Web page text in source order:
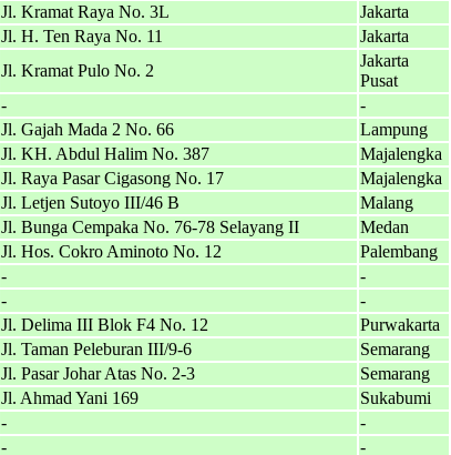
Jl. Kramat Raya No. 3L Jakarta
Jl. H. Ten Raya No. 11
Jakarta
Jl. Kramat Pulo No. 2
Jakarta
Pusat
-
-
Jl. Gajah Mada 2 No. 66 Lampung
Jl. KH. Abdul Halim No. 387 Majalengka
Jl. Raya Pasar Cigasong No. 17 Majalengka
Jl. Letjen Sutoyo III/46 B Malang
Jl. Bunga Cempaka No. 76-78 Selayang II Medan
Jl. Hos. Cokro Aminoto No. 12 Palembang
-
-
-
-
Jl. Delima III Blok F4 No. 12 Purwakarta
Jl. Taman Peleburan III/9-6 Semarang
Jl. Pasar Johar Atas No. 2-3 Semarang
Jl. Ahmad Yani 169 Sukabumi
-
-
- -